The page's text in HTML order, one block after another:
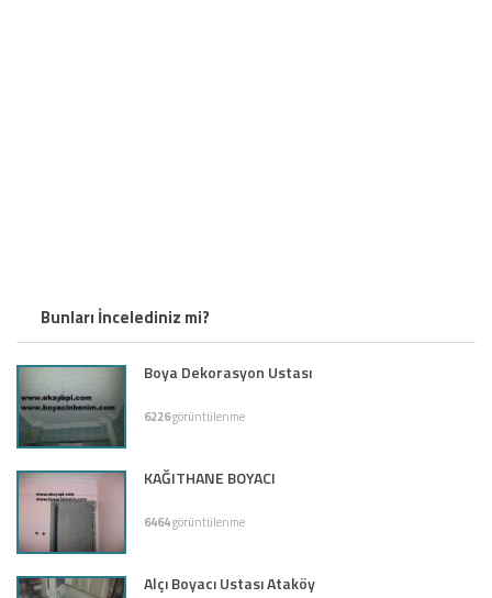
Bunları İncelediniz mi?
Boya Dekorasyon Ustası
6226görüntülenme
KAĞITHANE BOYACI
6464görüntülenme
Alçı Boyacı Ustası Ataköy